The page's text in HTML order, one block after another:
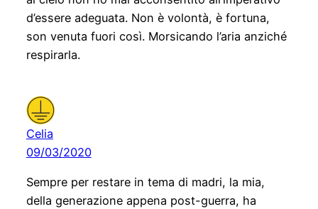
d’essere adeguata. Non è volontà, è fortuna,
son venuta fuori così. Morsicando l’aria anziché
respirarla.
Celia
09/03/2020
Sempre per restare in tema di madri, la mia,
della generazione appena post-guerra, ha